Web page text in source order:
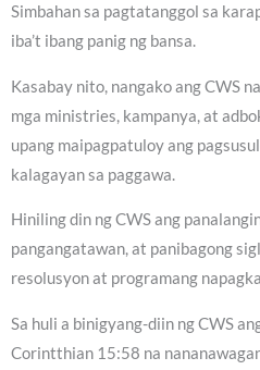
Simbahan sa pagtatanggol sa
iba’t ibang panig ng bansa.
Kasabay nito, nangako ang CWS
mga ministries, kampanya, at
upang maipagpatuloy ang
kalagayan sa paggawa.
Hiniling din ng CWS ang
pangangatawan, at panibagong
resolusyon at programang
Sa huli a binigyang-diin ng CWS
Corintthian 15:58 na